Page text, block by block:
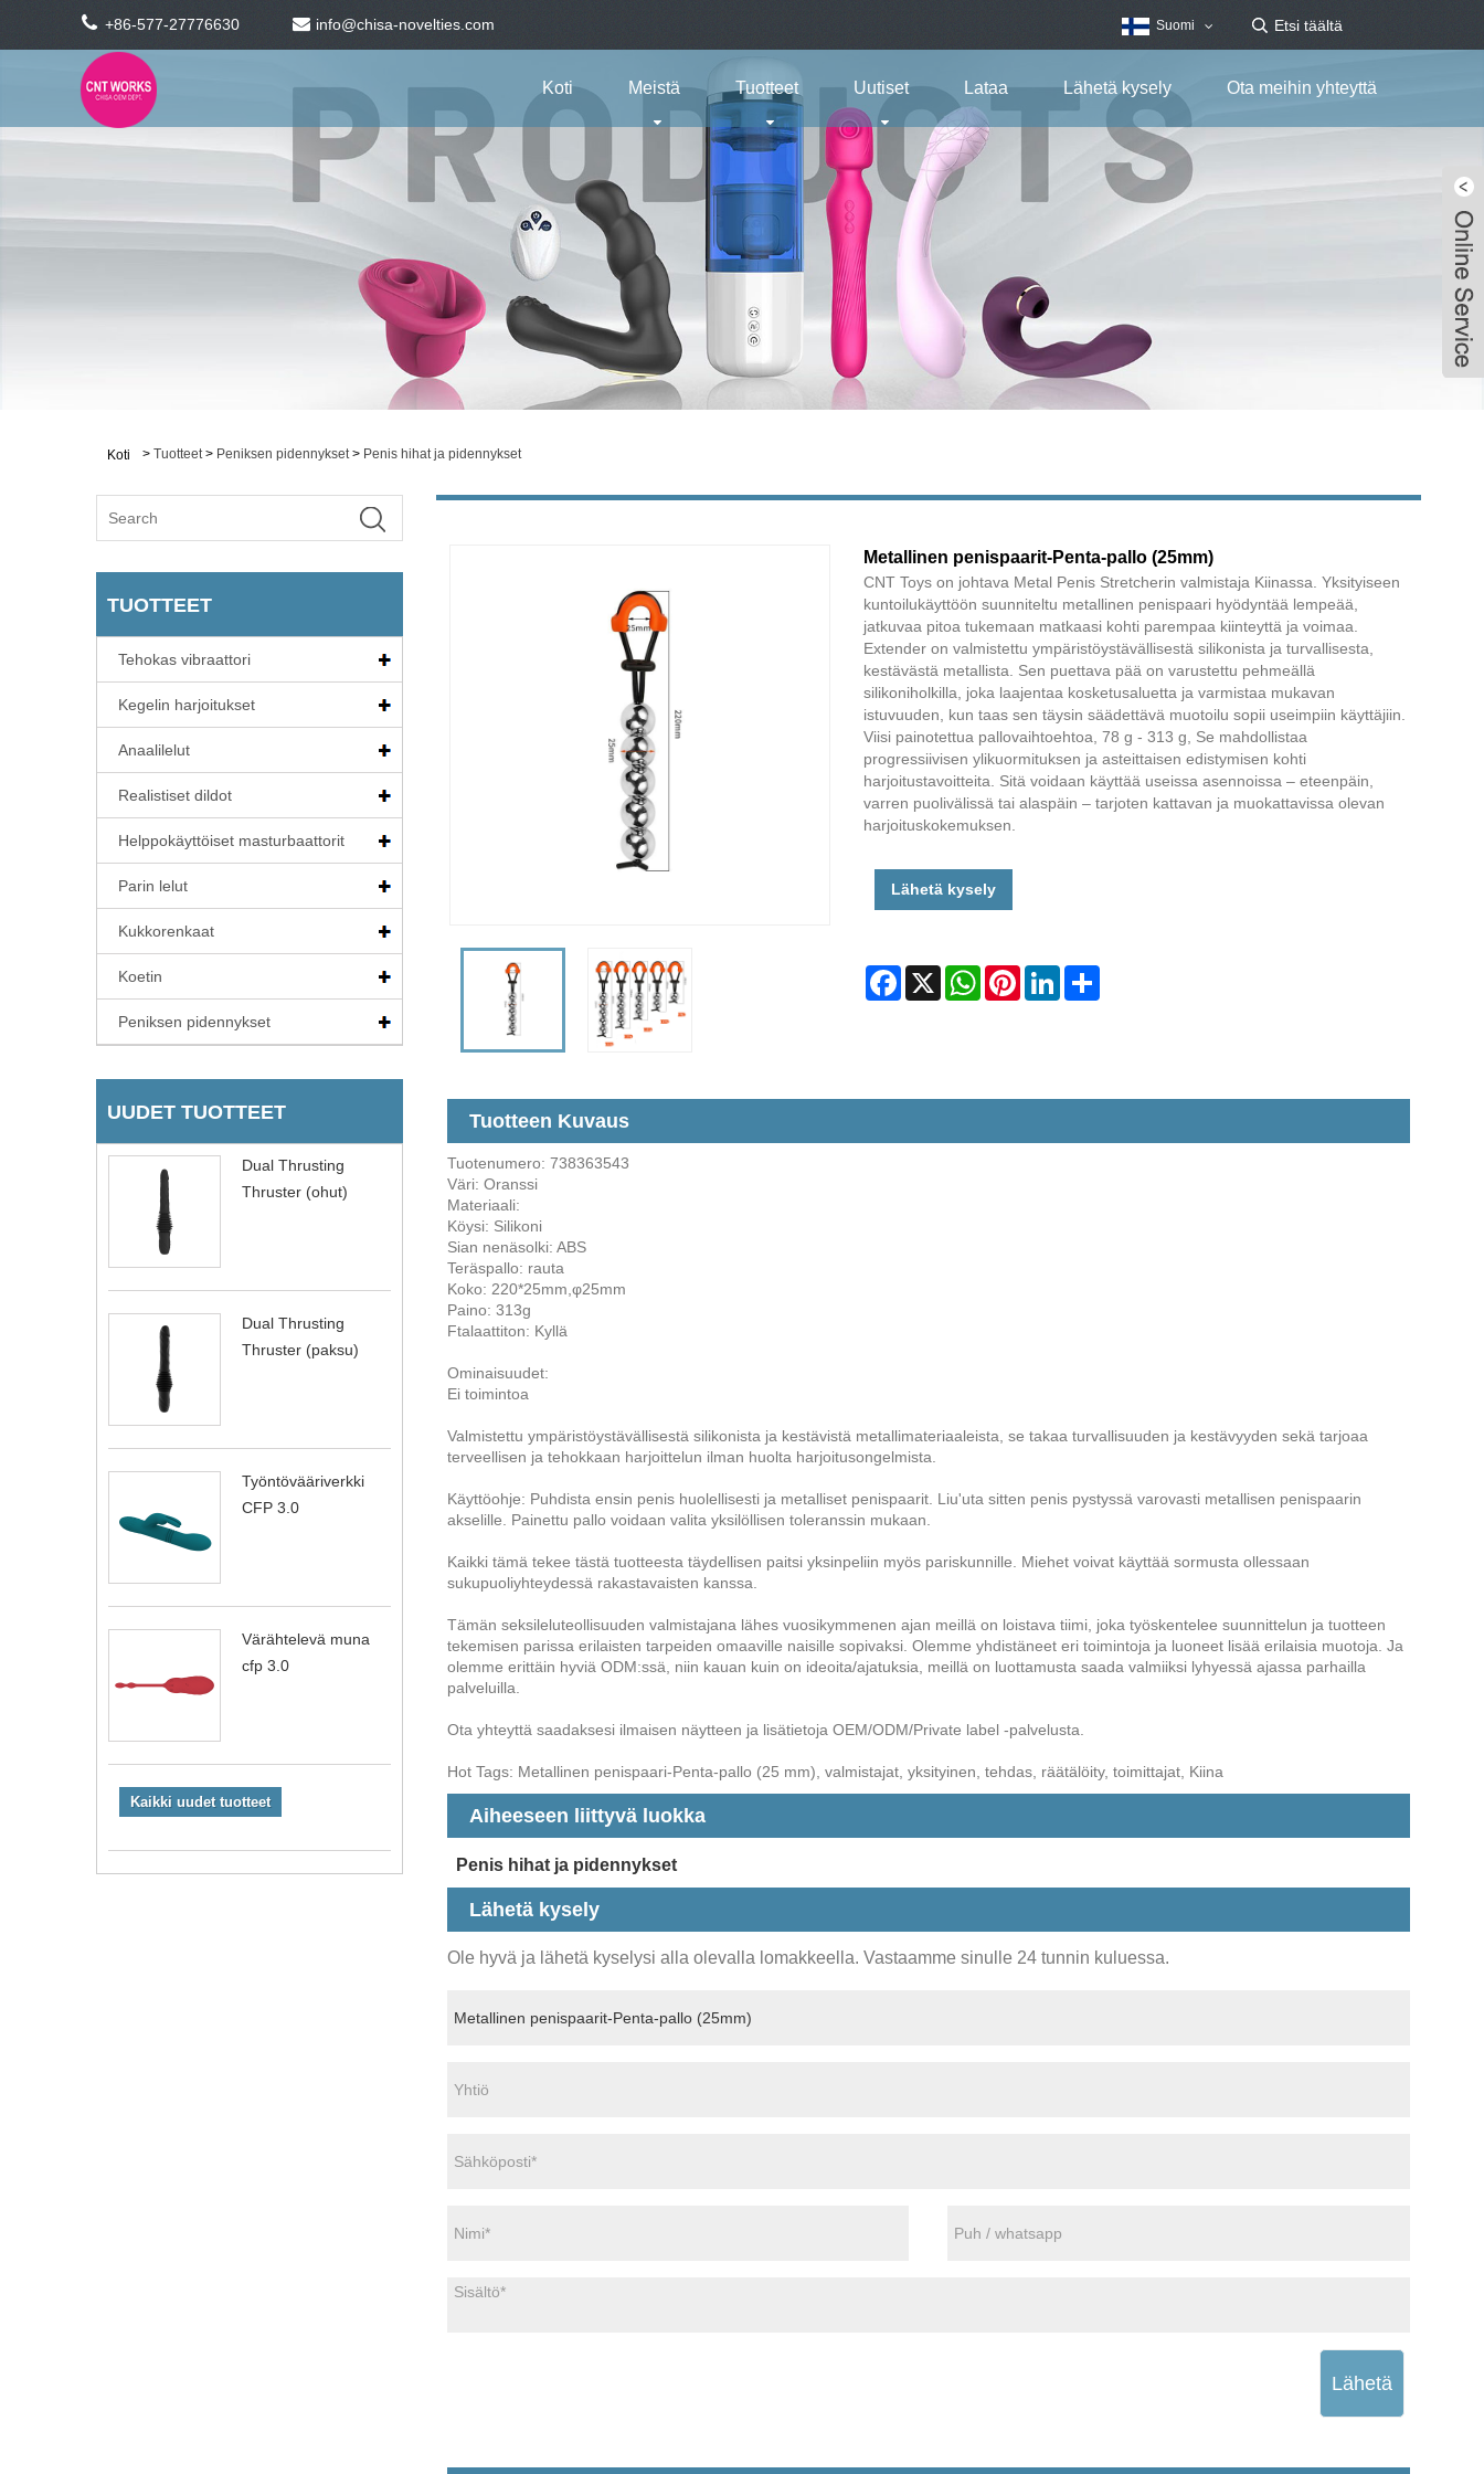
+86-577-27776630 info@chisa-novelties.com Suomi
Koti Meistä Tuotteet Uutiset Lataa Lähetä kysely Ota meihin yhteyttä
Koti > Tuotteet> Peniksen pidennykset> Penis hihat ja pidennykset
TUOTTEET
Tehokas vibraattori
Kegelin harjoitukset
Anaalilelut
Realistiset dildot
Helppokäyttöiset masturbaattorit
Parin lelut
Kukkorenkaat
Koetin
Peniksen pidennykset
UUDET TUOTTEET
Dual Thrusting
Thruster (ohut)
Dual Thrusting
Thruster (paksu)
Työntövääriverkki
CFP 3.0
Värähtelevä muna
cfp 3.0
Kaikki uudet tuotteet
Metallinen penispaarit-Penta-pallo (25mm)
CNT Toys on johtava Metal Penis Stretcherin valmistaja Kiinassa. Yksityiseen
kuntoilukäyttöön suunniteltu metallinen penispaari hyödyntää lempeää,
jatkuvaa pitoa tukemaan matkaasi kohti parempaa kiinteyttä ja voimaa.
Extender on valmistettu ympäristöystävällisestä silikonista ja turvallisesta,
kestävästä metallista. Sen puettava pää on varustettu pehmeällä
silikoniholkilla, joka laajentaa kosketusaluetta ja varmistaa mukavan
istuvuuden, kun taas sen täysin säädettävä muotoilu sopii useimpiin käyttäjiin.
Viisi painotettua pallovaihtoehtoa, 78 g - 313 g, Se mahdollistaa
progressiivisen ylikuormituksen ja asteittaisen edistymisen kohti
harjoitustavoitteita. Sitä voidaan käyttää useissa asennoissa – eteenpäin,
varren puolivälissä tai alaspäin – tarjoten kattavan ja muokattavissa olevan
harjoituskokemuksen.
Lähetä kysely
Facebook
X WhatsAppPinterestLinkedInShare
Tuotteen Kuvaus
Tuotenumero: 738363543
Väri: Oranssi
Materiaali:
Köysi: Silikoni
Sian nenäsolki: ABS
Teräspallo: rauta
Koko: 220*25mm,φ25mm
Paino: 313g
Ftalaattiton: Kyllä
Ominaisuudet:
Ei toimintoa
Valmistettu ympäristöystävällisestä silikonista ja kestävistä metallimateriaaleista, se takaa turvallisuuden ja kestävyyden sekä tarjoaa
terveellisen ja tehokkaan harjoittelun ilman huolta harjoitusongelmista.
Käyttöohje: Puhdista ensin penis huolellisesti ja metalliset penispaarit. Liu'uta sitten penis pystyssä varovasti metallisen penispaarin
akselille. Painettu pallo voidaan valita yksilöllisen toleranssin mukaan.
Kaikki tämä tekee tästä tuotteesta täydellisen paitsi yksinpeliin myös pariskunnille. Miehet voivat käyttää sormusta ollessaan
sukupuoliyhteydessä rakastavaisten kanssa.
Tämän seksileluteollisuuden valmistajana lähes vuosikymmenen ajan meillä on loistava tiimi, joka työskentelee suunnittelun ja tuotteen
tekemisen parissa erilaisten tarpeiden omaaville naisille sopivaksi. Olemme yhdistäneet eri toimintoja ja luoneet lisää erilaisia ​​muotoja. Ja
olemme erittäin hyviä ODM:ssä, niin kauan kuin on ideoita/ajatuksia, meillä on luottamusta saada valmiiksi lyhyessä ajassa parhailla
palveluilla.
Ota yhteyttä saadaksesi ilmaisen näytteen ja lisätietoja OEM/ODM/Private label -palvelusta.
Hot Tags: Metallinen penispaari-Penta-pallo (25 mm), valmistajat, yksityinen, tehdas, räätälöity, toimittajat, Kiina
Aiheeseen liittyvä luokka
Penis hihat ja pidennykset
Lähetä kysely
Ole hyvä ja lähetä kyselysi alla olevalla lomakkeella. Vastaamme sinulle 24 tunnin kuluessa.
Lähetä